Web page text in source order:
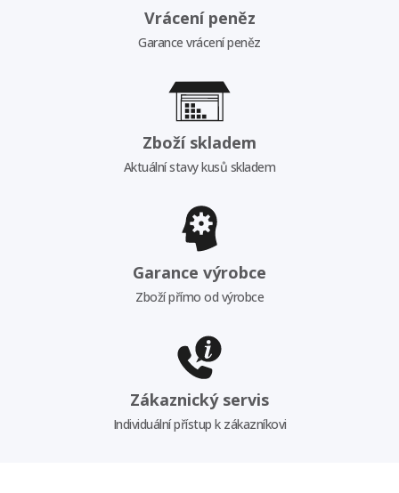
Vrácení peněz
Garance vrácení peněz
Zboží skladem
Aktuální stavy kusů skladem
Garance výrobce
Zboží přímo od výrobce
Zákaznický servis
Individuální přístup k zákazníkovi